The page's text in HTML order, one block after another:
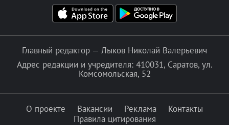
Главный редактор — Лыков Николай Валерьевич
Адрес редакции и учредителя: 410031, Саратов, ул.
Комсомольская, 52
О проекте Вакансии Реклама
Контакты
Правила цитирования